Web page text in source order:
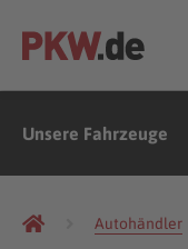
Unsere Fahrzeuge
Autohändler